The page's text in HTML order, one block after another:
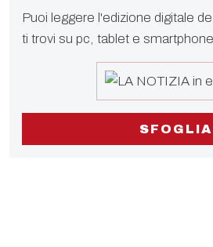
Puoi leggere l'edizione digitale
ti trovi su pc, tablet e
SFOGLIA